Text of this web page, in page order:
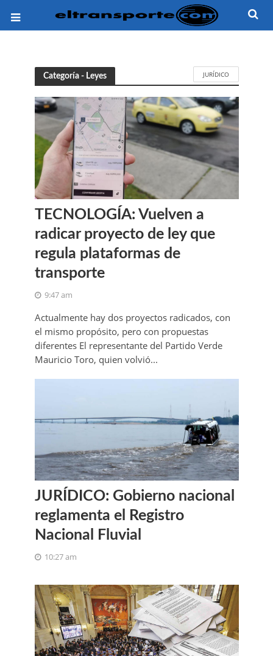
Categoría - Leyes JURÍDICO
TECNOLOGÍA: Vuelven a
radicar proyecto de ley que
regula plataformas de
transporte
9:47 am
Actualmente hay dos proyectos radicados, con
el mismo propósito, pero con propuestas
diferentes El representante del Partido Verde
Mauricio Toro, quien volvió...
JURÍDICO: Gobierno nacional
reglamenta el Registro
Nacional Fluvial
10:27 am